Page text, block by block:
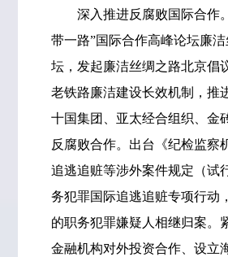
深入推进反腐败国际合作
带一路”国际合作高峰论坛廉
坛，发起廉洁丝绸之路北京倡
老铁路廉洁建设长效机制，推
十国集团、亚太经合组织、金
反腐败合作。出台《纪检监察
追逃追赃等涉外案件规定（试
务犯罪国际追逃追赃专项行动
的职务犯罪嫌疑人相继归案。
金融机构对外投资合作、设立